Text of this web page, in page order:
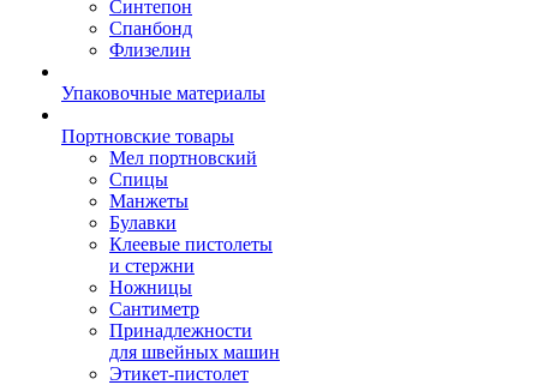
Синтепон
Спанбонд
Флизелин
Упаковочные материалы
Портновские товары
Мел портновский
Спицы
Манжеты
Булавки
Клеевые пистолеты
и стержни
Ножницы
Сантиметр
Принадлежности
для швейных машин
Этикет-пистолет